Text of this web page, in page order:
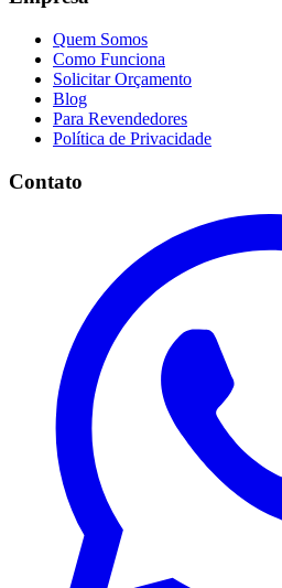
Quem Somos
Como Funciona
Solicitar Orçamento
Blog
Para Revendedores
Política de Privacidade
Contato